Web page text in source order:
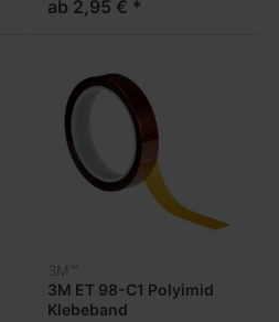
ab 2,95 € *
3M™
3M ET 98-C1 Polyimid
Klebeband